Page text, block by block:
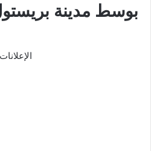
بوسط مدينة
الإعلانات